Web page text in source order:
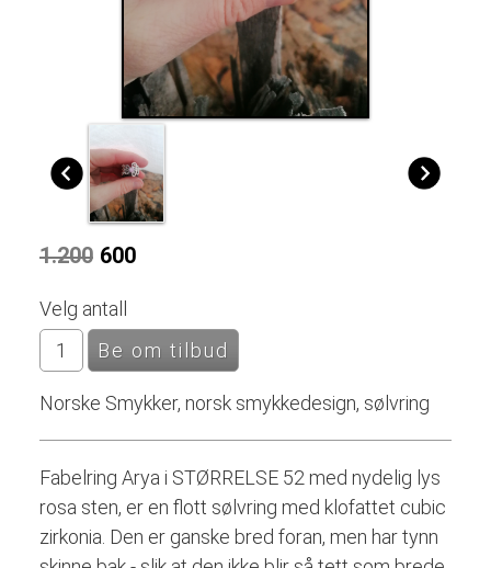
1.200 600
Velg antall
Norske Smykker, norsk smykkedesign, sølvring
Fabelring Arya i STØRRELSE 52 med nydelig lys
rosa sten, er en flott sølvring med klofattet cubic
zirkonia. Den er ganske bred foran, men har tynn